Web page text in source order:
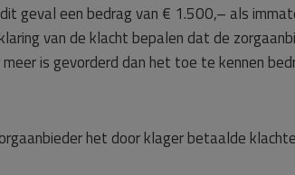
geval een bedrag van € 1.500,– als
van de klacht bepalen dat de
is gevorderd dan het toe te kennen
het door klager betaalde